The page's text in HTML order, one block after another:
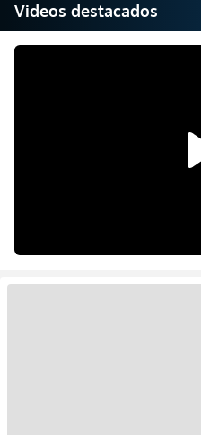
Videos destacados